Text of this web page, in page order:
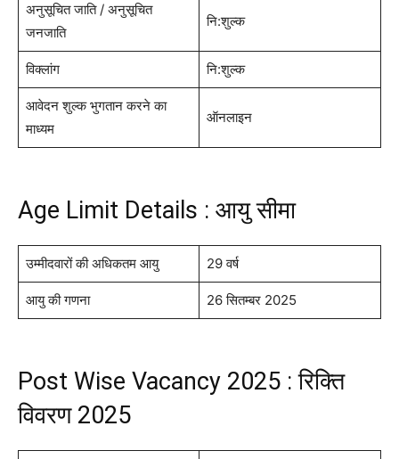
अनुसूचित जाति / अनुसूचित
जनजाति
नि:शुल्क
विक्लांग नि:शुल्क
आवेदन शुल्क भुगतान करने का
माध्यम
ऑनलाइन
Age Limit Details : आयु सीमा
उम्मीदवारों की अधिकतम आयु 29 वर्ष
आयु की गणना 26 सितम्बर 2025
Post Wise Vacancy 2025 : रिक्ति
विवरण 2025